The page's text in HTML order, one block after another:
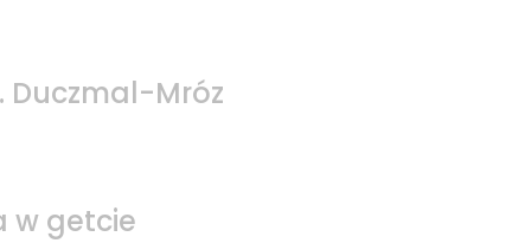
Duczmal-Mróz
w getcie